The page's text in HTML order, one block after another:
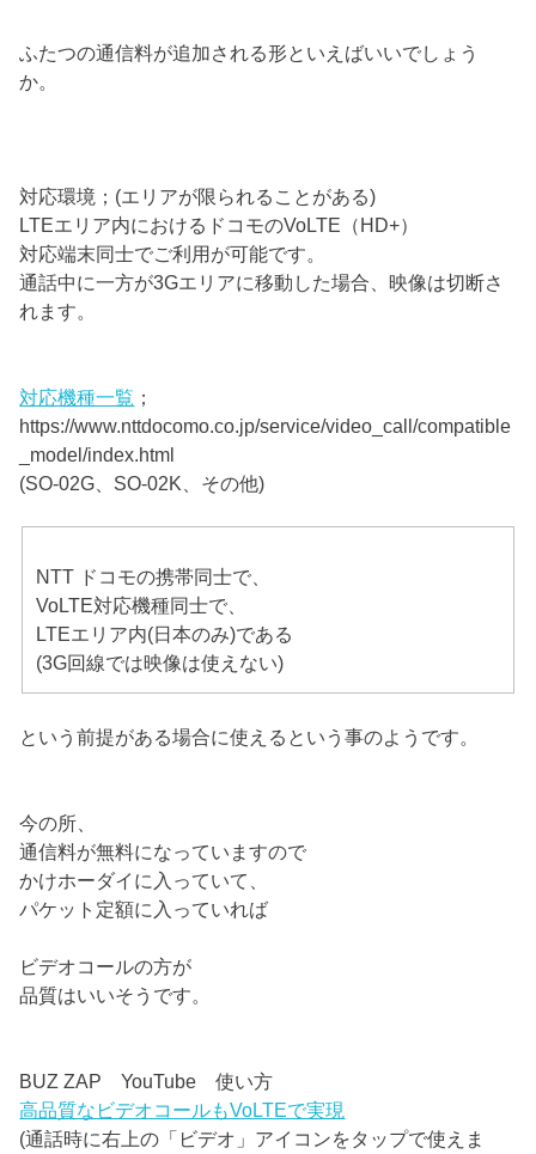
ふたつの通信料が追加される形といえばいいでしょう
か。
対応環境；(エリアが限られることがある)
LTEエリア内におけるドコモのVoLTE（HD+）
対応端末同士でご利用が可能です。
通話中に一方が3Gエリアに移動した場合、映像は切断さ
れます。
対応機種一覧 ；
https://www.nttdocomo.co.jp/service/video_call/compatible
_model/index.html
(SO-02G、SO-02K、その他)
NTT ドコモの携帯同士で、
VoLTE対応機種同士で、
LTEエリア内(日本のみ)である
(3G回線では映像は使えない)
という前提がある場合に使えるという事のようです。
今の所、
通信料が無料になっていますので
かけホーダイに入っていて、
パケット定額に入っていれば
ビデオコールの方が
品質はいいそうです。
BUZ ZAP YouTube 使い方
高品質なビデオコールもVoLTEで実現
(通話時に右上の「ビデオ」アイコンをタップで使えま